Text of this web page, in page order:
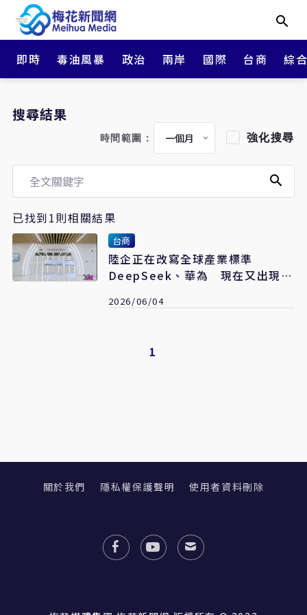
即時 毒油風暴 政治 兩岸 國際 台商 綜
搜尋結果
時間範圍： 強化搜尋
已找到1則相關結果
台商
陸企正在改寫全球產業標準
DeepSeek、華為 現在又出現
2026/06/04
1
關於我們 隱私權保護聲明 使用者資料刪除